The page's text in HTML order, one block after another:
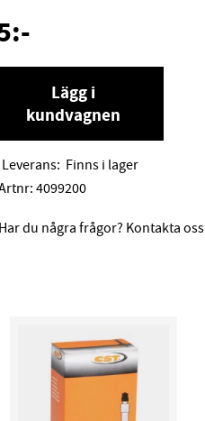
:-
Lägg i
kundvagnen
Leverans: Finns i lager
4099200
du några frågor? Kontakta oss